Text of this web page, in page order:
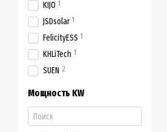
KIJO 1
JSDsolar 1
FelicityESS 1
KHLiTech 1
SUEN 2
Мощность KW